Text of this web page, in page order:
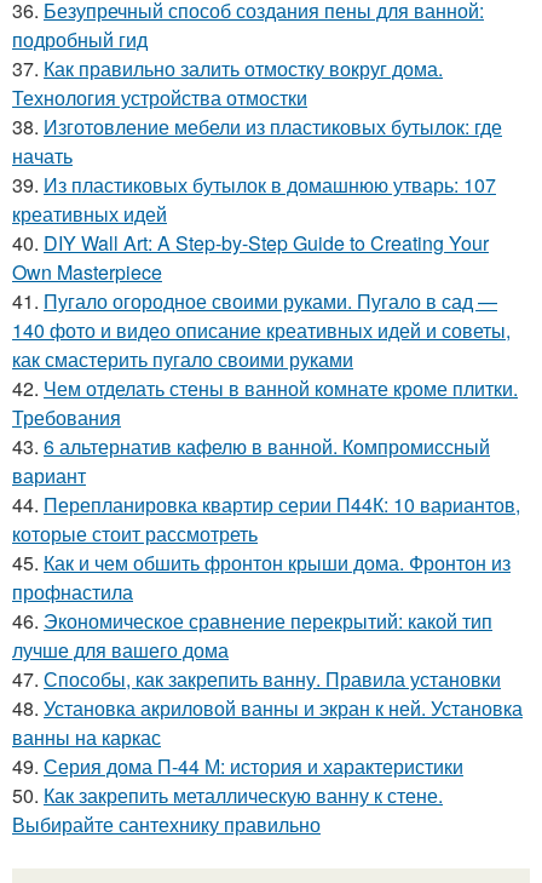
36. Безупречный способ создания пены для ванной:
подробный гид
37. Как правильно залить отмостку вокруг дома.
Технология устройства отмостки
38. Изготовление мебели из пластиковых бутылок: где
начать
39. Из пластиковых бутылок в домашнюю утварь: 107
креативных идей
40. DIY Wall Art: A Step-by-Step Guide to Creating Your
Own Masterpiece
41. Пугало огородное своими руками. Пугало в сад —
140 фото и видео описание креативных идей и советы,
как смастерить пугало своими руками
42. Чем отделать стены в ванной комнате кроме плитки.
Требования
43. 6 альтернатив кафелю в ванной. Компромиссный
вариант
44. Перепланировка квартир серии П44К: 10 вариантов,
которые стоит рассмотреть
45. Как и чем обшить фронтон крыши дома. Фронтон из
профнастила
46. Экономическое сравнение перекрытий: какой тип
лучше для вашего дома
47. Способы, как закрепить ванну. Правила установки
48. Установка акриловой ванны и экран к ней. Установка
ванны на каркас
49. Серия дома П-44 М: история и характеристики
50. Как закрепить металлическую ванну к стене.
Выбирайте сантехнику правильно